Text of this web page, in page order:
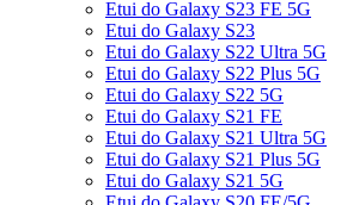
Etui do Galaxy S23 FE 5G
Etui do Galaxy S23
Etui do Galaxy S22 Ultra 5G
Etui do Galaxy S22 Plus 5G
Etui do Galaxy S22 5G
Etui do Galaxy S21 FE
Etui do Galaxy S21 Ultra 5G
Etui do Galaxy S21 Plus 5G
Etui do Galaxy S21 5G